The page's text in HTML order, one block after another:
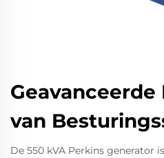
van
De 550 kVA Perkins generator